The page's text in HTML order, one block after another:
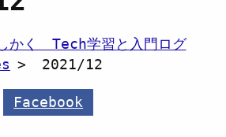
かく Tech学習と入門ログ
2021/12
Facebook